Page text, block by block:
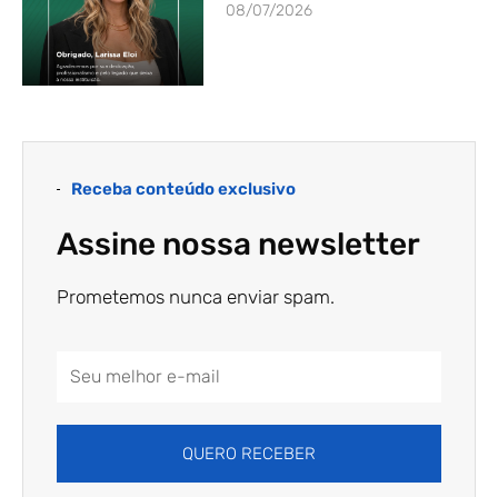
08/07/2026
Receba conteúdo exclusivo
Assine nossa newsletter
Prometemos nunca enviar spam.
QUERO RECEBER